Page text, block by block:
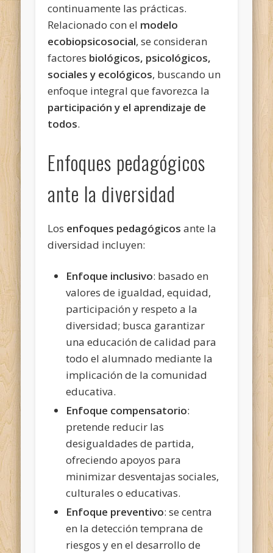
continuamente las prácticas.
Relacionado con el modelo
ecobiopsicosocial, se consideran
factores biológicos, psicológicos,
sociales y ecológicos, buscando un
enfoque integral que favorezca la
participación y el aprendizaje de
todos.
Enfoques pedagógicos
ante la diversidad
Los enfoques pedagógicos ante la
diversidad incluyen:
Enfoque inclusivo: basado en
valores de igualdad, equidad,
participación y respeto a la
diversidad; busca garantizar
una educación de calidad para
todo el alumnado mediante la
implicación de la comunidad
educativa.
Enfoque compensatorio:
pretende reducir las
desigualdades de partida,
ofreciendo apoyos para
minimizar desventajas sociales,
culturales o educativas.
Enfoque preventivo: se centra
en la detección temprana de
riesgos y en el desarrollo de